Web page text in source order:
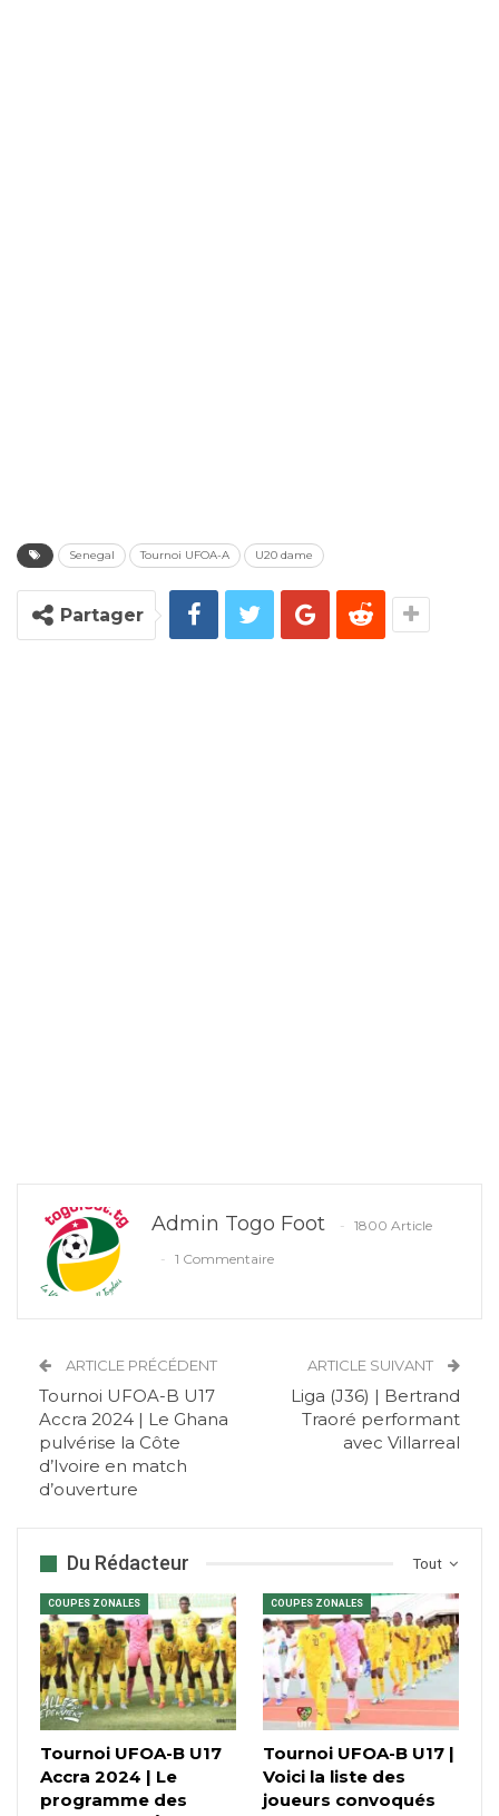
Senegal Tournoi UFOA-A U20 dame
Partager
Admin Togo Foot
1800 Article
1 Commentaire
ARTICLE PRÉCÉDENT
Tournoi UFOA-B U17
Accra 2024 | Le Ghana
pulvérise la Côte
d’Ivoire en match
d’ouverture
ARTICLE SUIVANT
Liga (J36) | Bertrand
Traoré performant
avec Villarreal
Tout
Du Rédacteur
COUPES ZONALES
Tournoi UFOA-B U17
Accra 2024 | Le
programme des
COUPES ZONALES
Tournoi UFOA-B U17 |
Voici la liste des
joueurs convoqués